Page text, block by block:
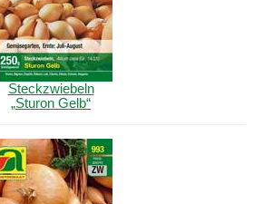
Steckzwiebeln
„Sturon Gelb“